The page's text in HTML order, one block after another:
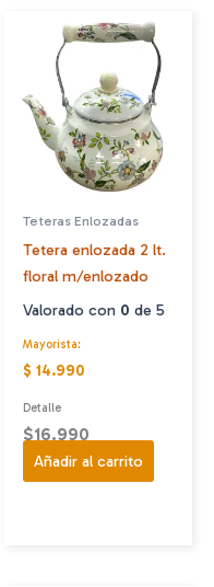
Teteras Enlozadas
Tetera enlozada 2 lt.
floral m/enlozado
Valorado con 0 de 5
Mayorista:
$ 14.990
Detalle
$16.990
Añadir al carrito